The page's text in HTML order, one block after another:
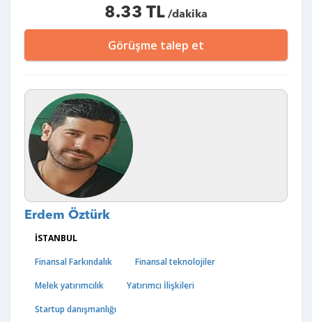
8.33 TL /dakika
Görüşme talep et
Erdem Öztürk
İSTANBUL
Finansal Farkındalık
Finansal teknolojiler
Melek yatırımcılık
Yatırımcı İlişkileri
Startup danışmanlığı